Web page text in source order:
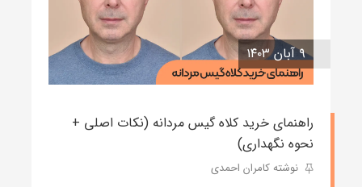
۹ آبان ۱۴۰۳
راهنمای خرید کلاه گیس مردانه (نکات اصلی +
نحوه نگهداری)
نوشته کامران احمدی